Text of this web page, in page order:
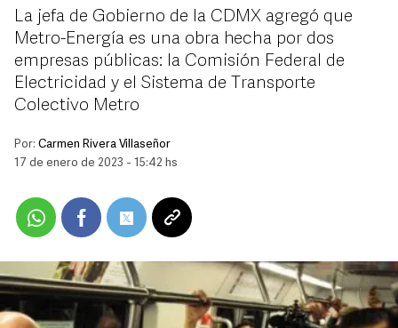
La jefa de Gobierno de la CDMX agregó que
Metro-Energía es una obra hecha por dos
empresas públicas: la Comisión Federal de
Electricidad y el Sistema de Transporte
Colectivo Metro
Por: Carmen Rivera Villaseñor
17 de enero de 2023 - 15:42 hs